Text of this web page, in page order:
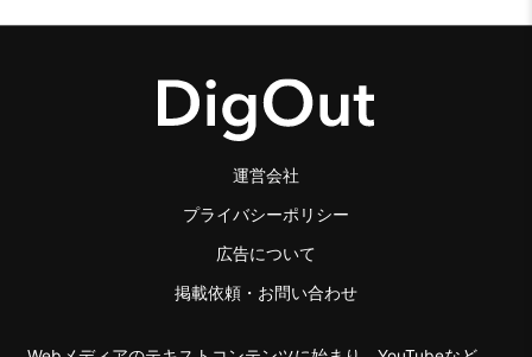
運営会社
プライバシーポリシー
広告について
掲載依頼・お問い合わせ